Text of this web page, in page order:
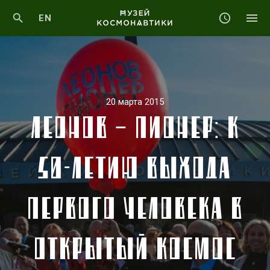
EN
20 марта 2015
ЛЕОНОВ – ПИОНЕР: К
50-ЛЕТИЮ ВЫХОДА
ПЕРВОГО ЧЕЛОВЕКА В
ОТКРЫТЫЙ КОСМОС